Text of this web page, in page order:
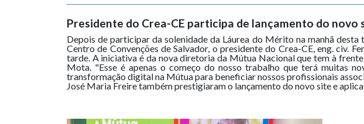
Presidente do Crea-CE participa de lançamento do
Depois de participar da solenidade da Láurea do Mérito na manhã
Centro de Convenções de Salvador, o presidente do Crea-CE, eng. civ.
tarde. A iniciativa é da nova diretoria da Mútua Nacional que tem à
Mota. "Esse é apenas o começo do nosso trabalho que terá muitas
transformação digital na Mútua para beneficiar nossos profissionais
José Maria Freire também prestigiaram o lançamento do novo site e